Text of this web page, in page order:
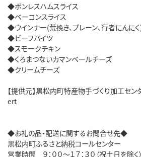
◆ボンレスハムスライス
◆ベーコンスライス
◆ウインナー(荒挽き、プレーン、行者にんに
◆ビーフバイツ
◆スモークチキン
◆くろまつないカマンベールチーズ
◆クリームチーズ
【提供元】黒松内町特産物手づくり加工セ
ert
◆お礼の品・配送に関するお問合せ先◆
黒松内町ふるさと納税コールセンター
営業時間 ９：００～１７：３０（祝土日を除く）